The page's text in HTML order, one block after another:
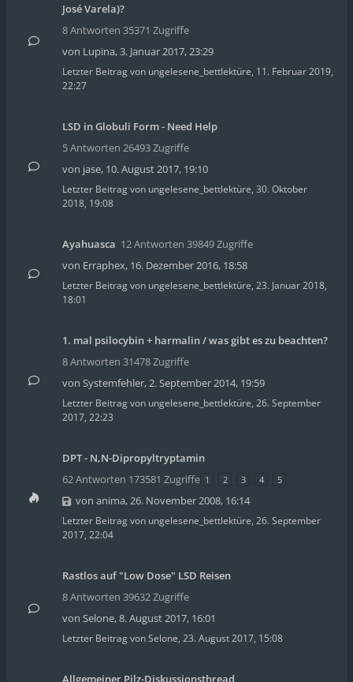
José Varela)?
8 Antworten 35371 Zugriffe
von Lupina,3. Januar 2017, 23:29
Letzter Beitrag von ungelesene_bettlektüre, 11. Februar 2019,
22:27
LSD in Globuli Form - Need Help
5 Antworten 26493 Zugriffe
von jase, 10. August 2017, 19:10
Letzter Beitrag von ungelesene_bettlektüre, 30. Oktober
2018, 19:08
Ayahuasca 12 Antworten 39849 Zugriffe
von Erraphex, 16. Dezember 2016, 18:58
Letzter Beitrag von ungelesene_bettlektüre, 23. Januar 2018,
18:01
1. mal psilocybin + harmalin / was gibt es zu beachten?
8 Antworten 31478 Zugriffe
von Systemfehler,2. September 2014, 19:59
Letzter Beitrag von ungelesene_bettlektüre, 26. September
2017, 22:23
DPT - N,N-Dipropyltryptamin
62 Antworten 173581 Zugriffe 1 2 3 4 5
von anima,26. November 2008, 16:14
Letzter Beitrag von ungelesene_bettlektüre, 26. September
2017, 22:04
Rastlos auf "Low Dose" LSD Reisen
8 Antworten 39632 Zugriffe
von Selone,8. August 2017, 16:01
Letzter Beitrag vonSelone, 23. August 2017, 15:08
Allgemeiner Pilz-Diskussionsthread